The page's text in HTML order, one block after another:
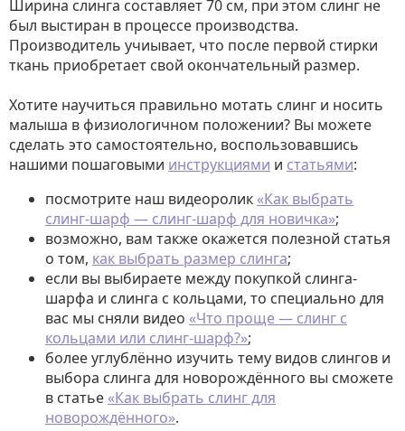
Ширина слинга составляет 70 см, при этом слинг не
был выстиран в процессе производства.
Производитель учиывает, что после первой стирки
ткань приобретает свой окончательный размер.
Хотите научиться правильно мотать слинг и носить
малыша в физиологичном положении? Вы можете
сделать это самостоятельно, воспользовавшись
нашими пошаговыми инструкциями и статьями:
посмотрите наш видеоролик «Как выбрать
слинг-шарф — слинг-шарф для новичка»;
возможно, вам также окажется полезной статья
о том, как выбрать размер слинга;
если вы выбираете между покупкой слинга-
шарфа и слинга с кольцами, то специально для
вас мы сняли видео «Что проще — слинг с
кольцами или слинг-шарф?»;
более углублённо изучить тему видов слингов и
выбора слинга для новорождённого вы сможете
в статье «Как выбрать слинг для
новорождённого».